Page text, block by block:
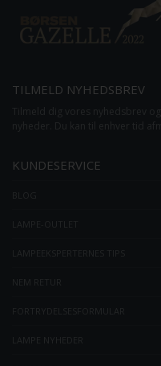
TILMELD NYHEDSBREV
KUNDESERVICE